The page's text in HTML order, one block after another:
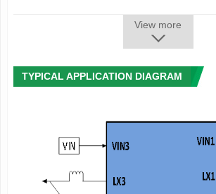
RTCLDO: 1.8V/2.5V/2.8V/3.3V， IMAX=30mA
ALDO1: 0.5~3.5V, 0.1V/step,
IMAX=500mA
--支持TWSI (Two Wire Serial Interface)通信
View more
TYPICAL APPLICATION DIAGRAM